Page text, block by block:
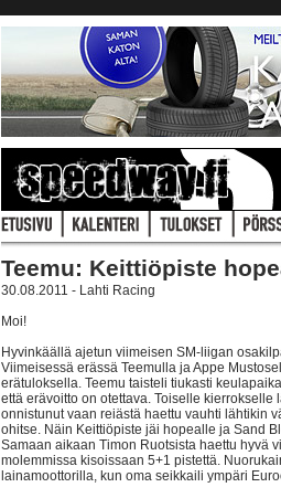
Teemu: Keittiöpiste
30.08.2011 - Lahti Racing
Moi!
Hyvinkäällä ajetun viimeisen SM-liigan
Viimeisessä erässä Teemulla ja Appe
erätuloksella. Teemu taisteli tiukasti
että erävoitto on otettava. Toiselle
onnistunut vaan reiästä haettu vauhti lähtikin
ohitse. Näin Keittiöpiste jäi hopealle ja Sand
Samaan aikaan Timon Ruotsista haettu hyvä
molemmissa kisoissaan 5+1 pistettä.
lainamoottorilla, kun oma seikkaili ympäri